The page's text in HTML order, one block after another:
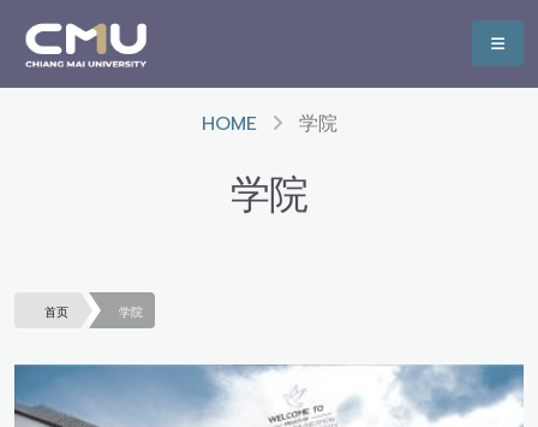
HOME 学院
学院
首页 学院